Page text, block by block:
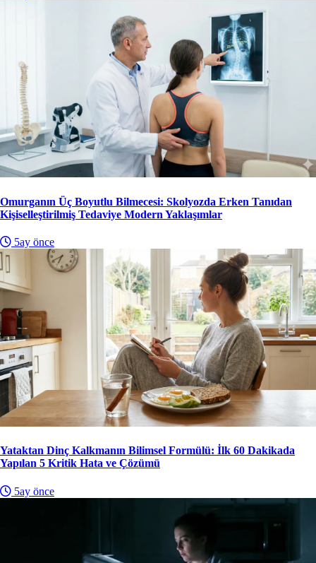
Omurganın Üç Boyutlu Bilmecesi: Skolyozda Erken Tanıdan
Kişiselleştirilmiş Tedaviye Modern Yaklaşımlar
5ay önce
Yataktan Dinç Kalkmanın Bilimsel Formülü: İlk 60 Dakikada
Yapılan 5 Kritik Hata ve Çözümü
5ay önce